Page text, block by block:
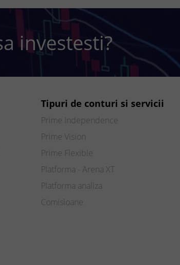
investesti?
Tipuri de conturi si servicii
Prime Independence
Prime Vision
Prime Flexible
Platforma - Arena XT
Platforma analiza
Comisioane